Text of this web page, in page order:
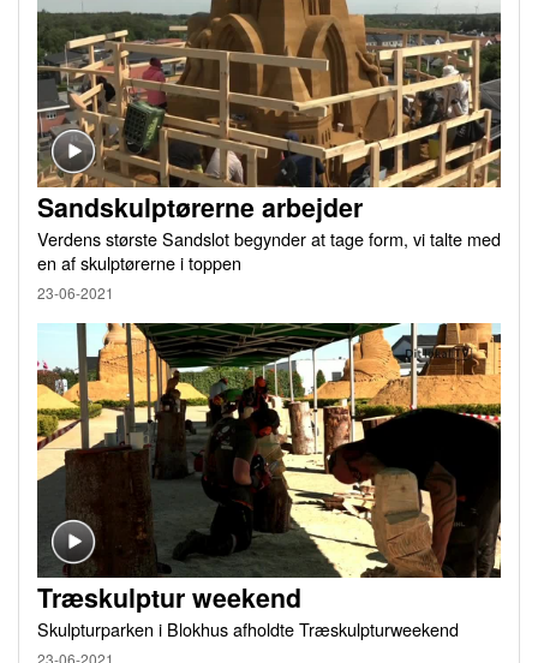
Sandskulptørerne arbejder
Verdens største Sandslot begynder at tage form, vi talte med
en af skulptørerne i toppen
23-06-2021
Træskulptur weekend
Skulpturparken i Blokhus afholdte Træskulpturweekend
23-06-2021